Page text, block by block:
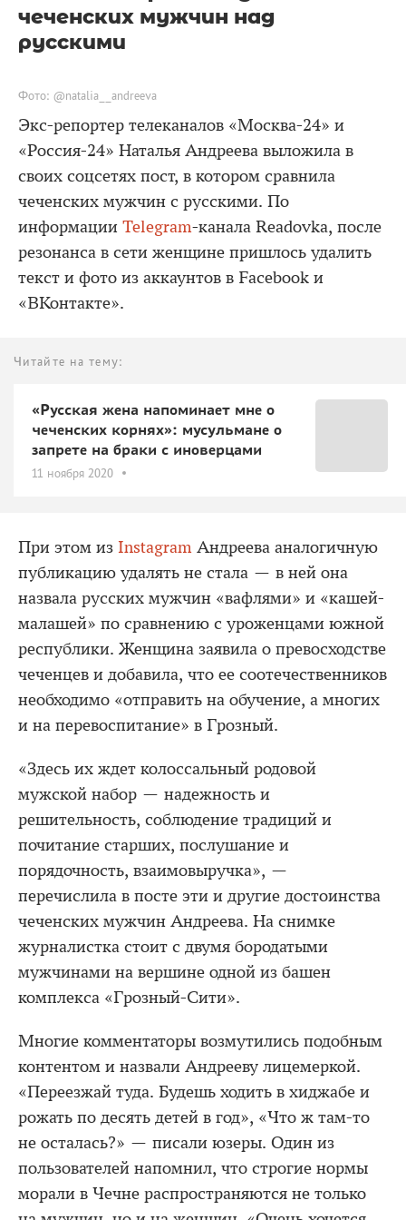
чеченских мужчин над
русскими
Фото: @natalia__andreeva
Экс-репортер телеканалов «Москва-24» и
«Россия-24» Наталья Андреева выложила в
своих соцсетях пост, в котором сравнила
чеченских мужчин с русскими. По
информации Telegram-канала Readovka, после
резонанса в сети женщине пришлось удалить
текст и фото из аккаунтов в Facebook и
«ВКонтакте».
Читайте на тему:
«Русская жена напоминает мне о
чеченских корнях»: мусульмане о
запрете на браки с иноверцами
11 ноября 2020
При этом из Instagram Андреева аналогичную
публикацию удалять не стала — в ней она
назвала русских мужчин «вафлями» и «кашей-
малашей» по сравнению с уроженцами южной
республики. Женщина заявила о превосходстве
чеченцев и добавила, что ее соотечественников
необходимо «отправить на обучение, а многих
и на перевоспитание» в Грозный.
«Здесь их ждет колоссальный родовой
мужской набор — надежность и
решительность, соблюдение традиций и
почитание старших, послушание и
порядочность, взаимовыручка», —
перечислила в посте эти и другие достоинства
чеченских мужчин Андреева. На снимке
журналистка стоит с двумя бородатыми
мужчинами на вершине одной из башен
комплекса «Грозный-Сити».
Многие комментаторы возмутились подобным
контентом и назвали Андрееву лицемеркой.
«Переезжай туда. Будешь ходить в хиджабе и
рожать по десять детей в год», «Что ж там-то
не осталась?» — писали юзеры. Один из
пользователей напомнил, что строгие нормы
морали в Чечне распространяются не только